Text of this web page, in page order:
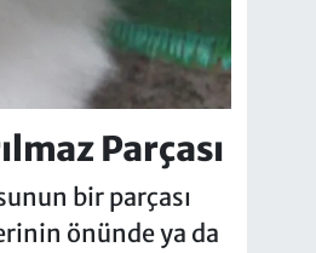
Parçası
bir parçası
önünde ya da